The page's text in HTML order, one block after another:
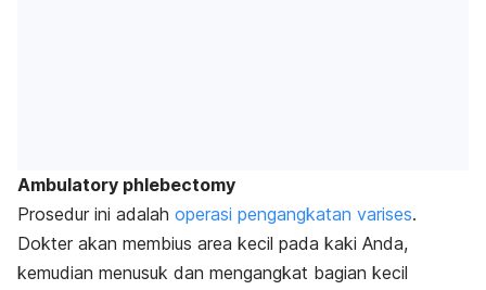
Ambulatory phlebectomy
Prosedur ini adalah operasi pengangkatan varises.
Dokter akan membius area kecil pada kaki Anda,
kemudian menusuk dan mengangkat bagian kecil